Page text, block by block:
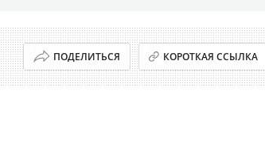
ПОДЕЛИТЬСЯ КОРОТКАЯ ССЫЛКА